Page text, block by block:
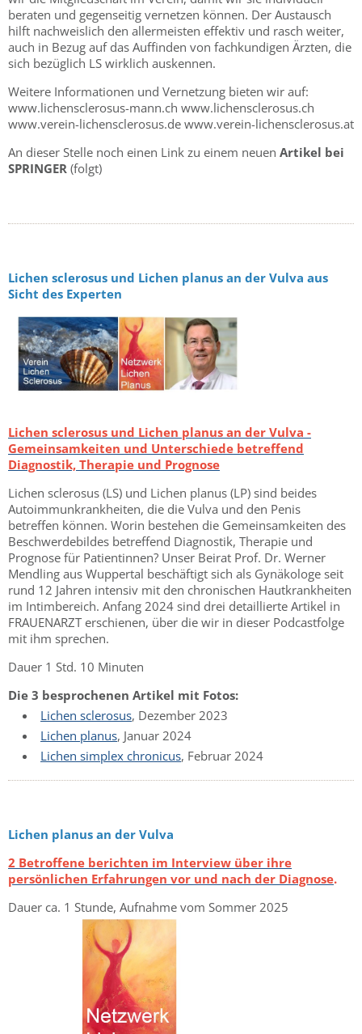
beraten und gegenseitig vernetzen können. Der Austausch
hilft nachweislich den allermeisten effektiv und rasch weiter,
auch in Bezug auf das Auffinden von fachkundigen Ärzten, die
sich bezüglich LS wirklich auskennen.
Weitere Informationen und Vernetzung bieten wir auf:
www.lichensclerosus-mann.ch www.lichensclerosus.ch
www.verein-lichensclerosus.de www.verein-lichensclerosus.at
An dieser Stelle noch einen Link zu einem neuen Artikel bei
SPRINGER (folgt)
Lichen sclerosus und Lichen planus an der Vulva aus
Sicht des Experten
Lichen sclerosus und Lichen planus an der Vulva -
Gemeinsamkeiten und Unterschiede betreffend
Diagnostik, Therapie und Prognose
Lichen sclerosus (LS) und Lichen planus (LP) sind beides
Autoimmunkrankheiten, die die Vulva und den Penis
betreffen können. Worin bestehen die Gemeinsamkeiten des
Beschwerdebildes betreffend Diagnostik, Therapie und
Prognose für Patientinnen? Unser Beirat Prof. Dr. Werner
Mendling aus Wuppertal beschäftigt sich als Gynäkologe seit
rund 12 Jahren intensiv mit den chronischen Hautkrankheiten
im Intimbereich. Anfang 2024 sind drei detaillierte Artikel in
FRAUENARZT erschienen, über die wir in dieser Podcastfolge
mit ihm sprechen.
Dauer 1 Std. 10 Minuten
Die 3 besprochenen Artikel mit Fotos:
Lichen sclerosus, Dezember 2023
Lichen planus, Januar 2024
Lichen simplex chronicus, Februar 2024
Lichen planus an der Vulva
2 Betroffene berichten im Interview über ihre
persönlichen Erfahrungen vor und nach der Diagnose.
Dauer ca. 1 Stunde, Aufnahme vom Sommer 2025